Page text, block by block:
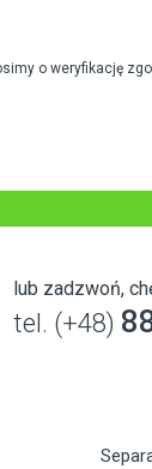
o weryfikację
lub zadzwoń,
tel. (+48)